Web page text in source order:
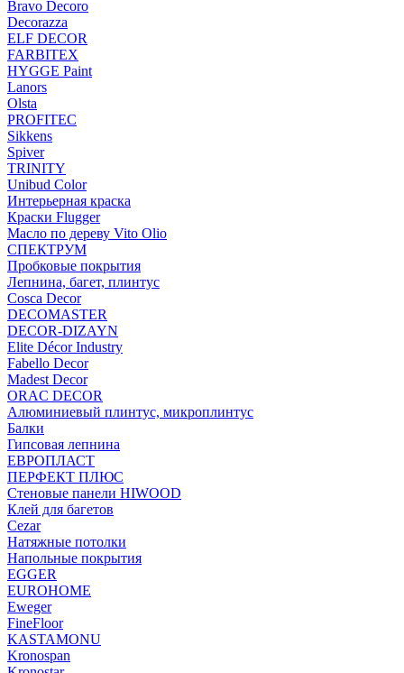
Bravo Decoro
Decorazza
ELF DECOR
FARBITEX
HYGGE Paint
Lanors
Olsta
PROFITEC
Sikkens
Spiver
TRINITY
Unibud Color
Интерьерная краска
Краски Flugger
Масло по дереву Vito Olio
СПЕКТРУМ
Пробковые покрытия
Лепнина, багет, плинтус
Cosca Decor
DECOMASTER
DECOR-DIZAYN
Elite Décor Industry
Fabello Decor
Madest Decor
ORAC DECOR
Алюминиевый плинтус, микроплинтус
Балки
Гипсовая лепнина
ЕВРОПЛАСТ
ПЕРФЕКТ ПЛЮС
Стеновые панели HIWOOD
Клей для багетов
Cezar
Натяжные потолки
Напольные покрытия
EGGER
EUROHOME
Eweger
FineFloor
KASTAMONU
Kronospan